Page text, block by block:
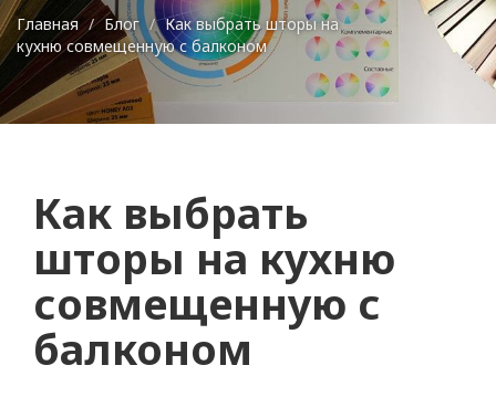
Главная Блог
Как выбрать шторы на
кухню совмещенную с балконом
Как выбрать
шторы на кухню
совмещенную с
балконом